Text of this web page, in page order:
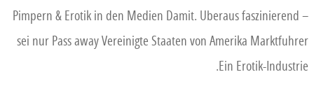
Pimpern & Erotik in den Medien Damit. Uberaus faszinierend –
sei nur Pass away Vereinigte Staaten von Amerika Marktfuhrer
Ein Erotik-Industrie.